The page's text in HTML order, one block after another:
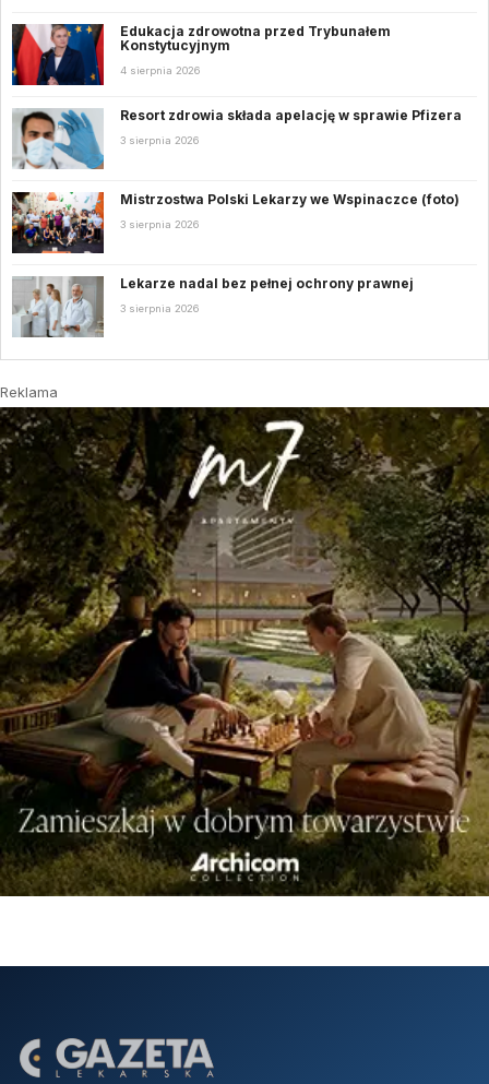
Edukacja zdrowotna przed Trybunałem
Konstytucyjnym
4 sierpnia 2026
Resort zdrowia składa apelację w sprawie Pfizera
3 sierpnia 2026
Mistrzostwa Polski Lekarzy we Wspinaczce (foto)
3 sierpnia 2026
Lekarze nadal bez pełnej ochrony prawnej
3 sierpnia 2026
Reklama